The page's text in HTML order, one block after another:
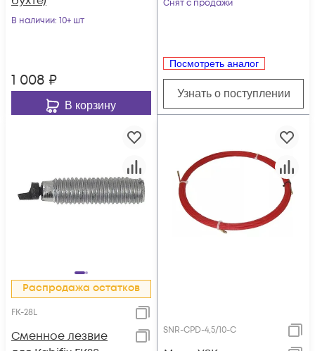
В наличии: 10+ шт
1 008 ₽
В корзину
Снят с продажи
Посмотреть аналог
Узнать о поступлении
Распродажа остатков
FK-28L
Сменное лезвие
SNR-CPD-4,5/10-C